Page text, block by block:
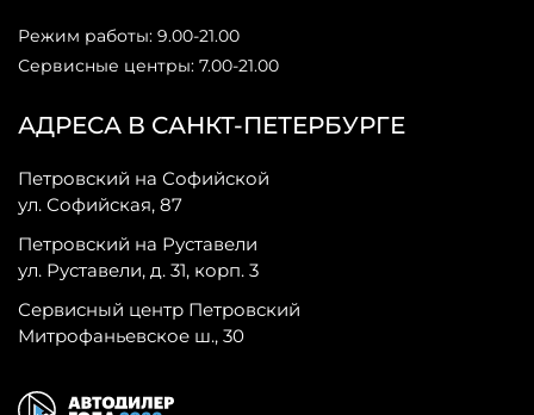
АДРЕСА В САНКТ-ПЕТЕРБУРГЕ
Петровский на Софийской
ул. Софийская, 87
Петровский на Руставели
ул. Руставели, д. 31, корп. 3
Сервисный центр Петровский
Митрофаньевское ш., 30
Режим работы: 9.00-21.00
Сервисные центры: 7.00-21.00